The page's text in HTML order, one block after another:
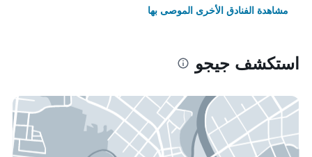
مشاهدة الفنادق الأخرى الموصى بها
استكشف جيجو